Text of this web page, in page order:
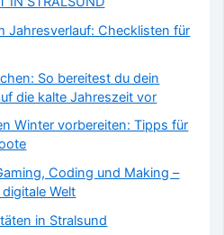
Jahresverlauf: Checklisten für
So bereitest du dein
die kalte Jahreszeit vor
Winter vorbereiten: Tipps für
Coding und Making –
Welt
in Stralsund